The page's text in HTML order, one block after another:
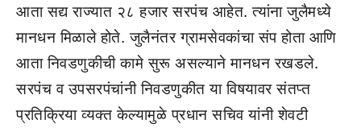
आता सद्य राज्यात २८ हजार सरपंच आहेत. त्यांना जुलैमध्ये
मानधन मिळाले होते. जुलैनंतर ग्रामसेवकांचा संप होता आणि
आता निवडणुकीची कामे सुरू असल्याने मानधन रखडले.
सरपंच व उपसरपंचांनी निवडणुकीत या विषयावर संतप्त
प्रतिक्रिया व्यक्त केल्यामुळे प्रधान सचिव यांनी शेवटी